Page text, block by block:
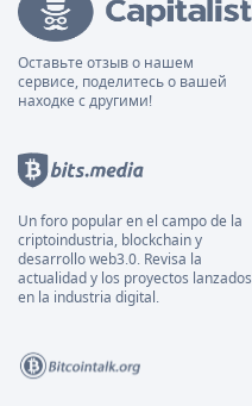
Оставьте отзыв о нашем
сервисе, поделитесь о вашей
находке с другими!
Un foro popular en el campo de la
criptoindustria, blockchain y
desarrollo web3.0. Revisa la
actualidad y los proyectos lanzados
en la industria digital.